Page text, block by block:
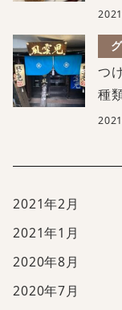
つ
種
2021年2月
2021年1月
2020年8月
2020年7月